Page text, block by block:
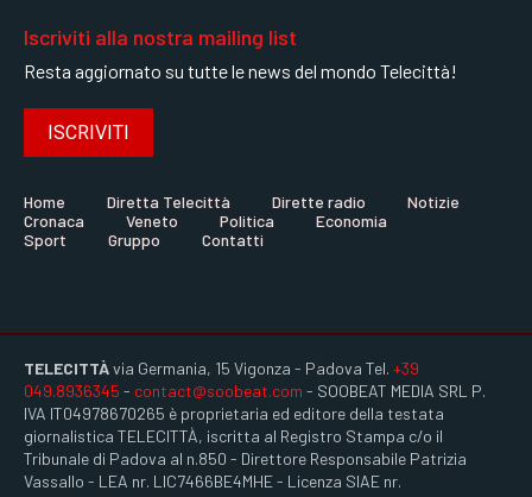
Iscriviti alla nostra mailing list
Resta aggiornato su tutte le news del mondo Telecittà!
ISCRIVITI
Home Diretta Telecittà Dirette radio
Notizie
Cronaca
Veneto Politica
Economia
Sport
Gruppo Contatti
TELECITTÀvia Germania, 15 Vigonza - Padova Tel. +39
049.8936345 - contact@soobeat.com - SOOBEAT MEDIA SRL P.
IVA IT04978670265 è proprietaria ed editore della testata
giornalistica TELECITTÀ, iscritta al Registro Stampa c/o il
Tribunale di Padova al n.850 - Direttore Responsabile Patrizia
Vassallo - LEA nr. LIC7466BE4MHE - Licenza SIAE nr.